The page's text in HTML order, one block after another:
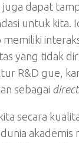
dapat
untuk kita.
yang tidak
R&D gue,
sebagai
secara
akademis